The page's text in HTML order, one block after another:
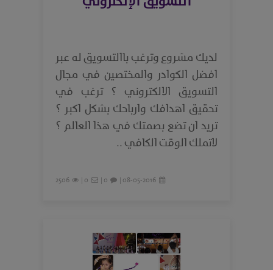
لديك مشروع وترغب باالتسويق له عبر
افضل الكوادر والمختصين في مجال
التسويق الالكتروني ؟ ترغب في
تحقيق اهدافك وارباحك بشكل اكبر ؟
تريد ان تضع بصمتك في هذا العالم ؟
لاتملك الوقت الكافي ..
08-05-2016 |
0 |
0 |
2506